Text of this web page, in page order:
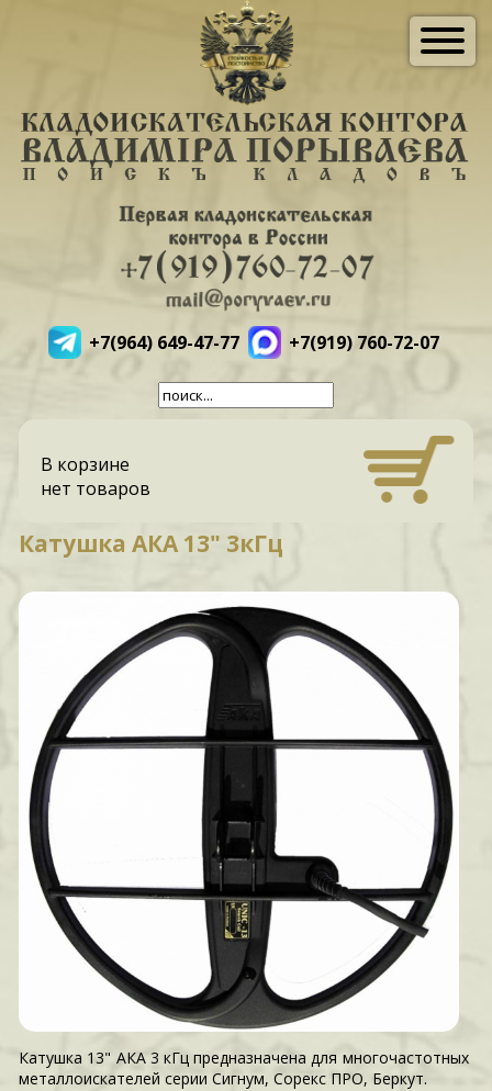
+7(964) 649-47-77 +7(919) 760-72-07
В корзине
нет товаров
Катушка АКА 13" 3кГц
Катушка 13" АКА 3 кГц предназначена для многочастотных
металлоискателей серии Сигнум, Сорекс ПРО, Беркут.